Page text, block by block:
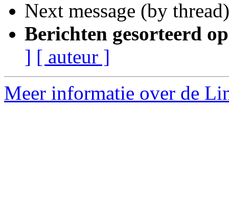
Next message (by
Berichten gesorteerd
] [ auteur ]
Meer informatie over de